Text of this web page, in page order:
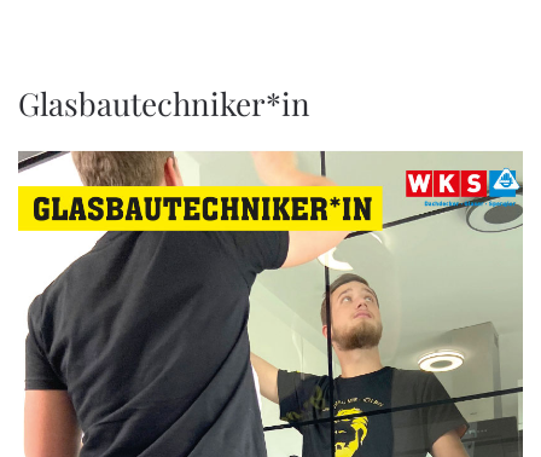
Glasbautechniker*in